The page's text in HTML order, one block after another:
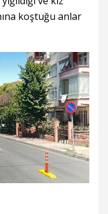
koştuğu anlar